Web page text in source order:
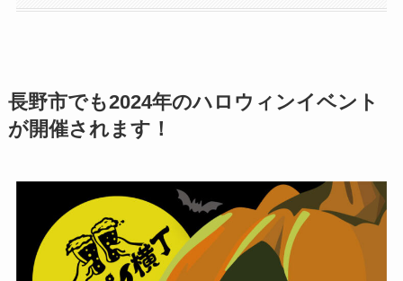
長野市でも2024年のハロウィンイベント
が開催されます！